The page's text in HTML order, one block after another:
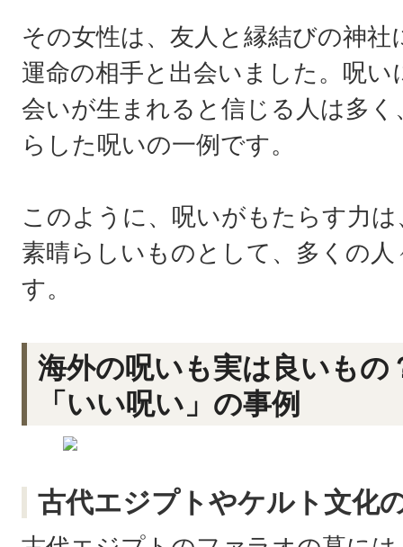
その女性は、友人と縁結びの神
運命の相手と出会いました。呪
会いが生まれると信じる人は多
らした呪いの一例です。
このように、呪いがもたらす力
素晴らしいものとして、多くの
す。
海外の呪いも実は良いもの
「いい呪い」の事例
古代エジプトやケルト文化